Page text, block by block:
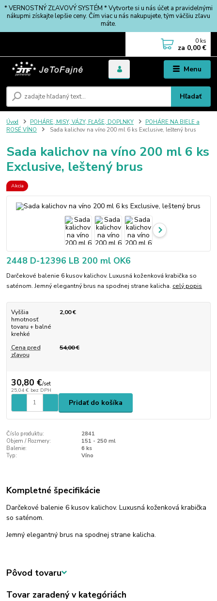
* VERNOSTNÝ ZĽAVOVÝ SYSTÉM * Vytvorte si u nás účet a pravidelnými
nákupmi získajte lepšie ceny. Čím viac u nás nakupujete, tým väčšiu zľavu
máte.
Menu
Hľadať
0 ks
za 0,00 €
Úvod POHÁRE, MISY, VÁZY, FĽAŠE, DOPLNKY
POHÁRE NA BIELE a
ROSÉ VÍNO
Sada kalichov na víno 200 ml 6 ks Exclusive, leštený brus
Sada kalichov na víno 200 ml 6 ks
Exclusive, leštený brus
Akcia
2448 D-12396 LB 200 ml OK6
Darčekové balenie 6 kusov kalichov. Luxusná koženková krabička so
saténom. Jemný elegantný brus na spodnej strane kalicha. celý popis
Vyššia
hmotnosť
tovaru + balné
krehké
2,00 €
Cena pred
zľavou
54,00 €
30,80 €/set
25,04 € bez DPH
Pridať do košíka
Číslo produktu:
2841
Objem / Rozmery:
151 - 250 ml
Balenie:
6 ks
Typ:
Víno
Kompletné špecifikácie
Darčekové balenie 6 kusov kalichov. Luxusná koženková krabička
so saténom.
Jemný elegantný brus na spodnej strane kalicha.
Pôvod tovaru
Tovar zaradený v kategóriách